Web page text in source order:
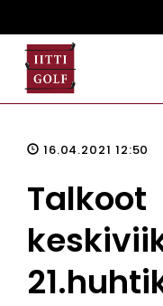
16.04.2021 12:50
Talkoot